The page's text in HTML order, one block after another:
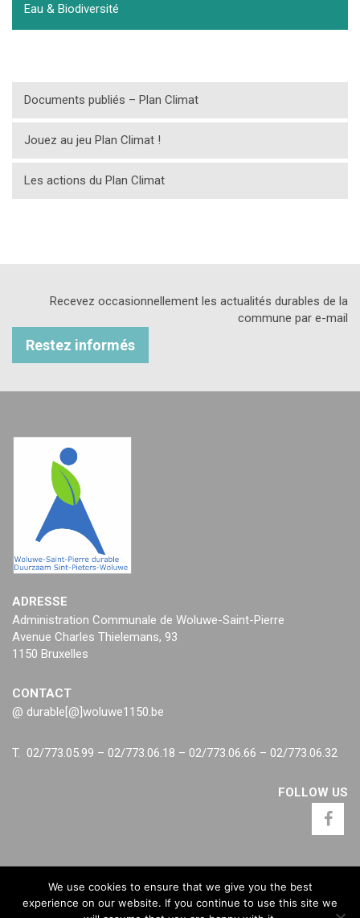
Eau & Biodiversité
Documents publiés – Plan Climat
Jouez au jeu Plan Climat !
Les actions du Plan Climat
Recevez occasionnellement les actualités durables de la
commune par e-mail
Restez informés
ADRESSE
Administration Communale de Woluwe-Saint-Pierre
Avenue Charles Thielemans, 93
1150 Bruxelles
CONTACT
@ durable[@]woluwe1150.be
T. 02/773.05.99 – 02/773.06.18 – 02/773.06.66 – 02/773.06.32
FOLLOW US
We use cookies to ensure that we give you the best
experience on our website. If you continue to use this site we